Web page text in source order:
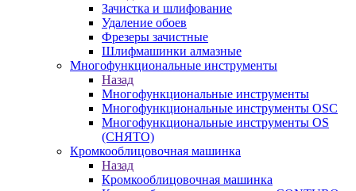
Зачистка и шлифование
Удаление обоев
Фрезеры зачистные
Шлифмашинки алмазные
Многофункциональные инструменты
Назад
Многофункциональные инструменты
Многофункциональные инструменты OSC
Многофункциональные инструменты OS
(СНЯТО)
Кромкооблицовочная машинка
Назад
Кромкооблицовочная машинка